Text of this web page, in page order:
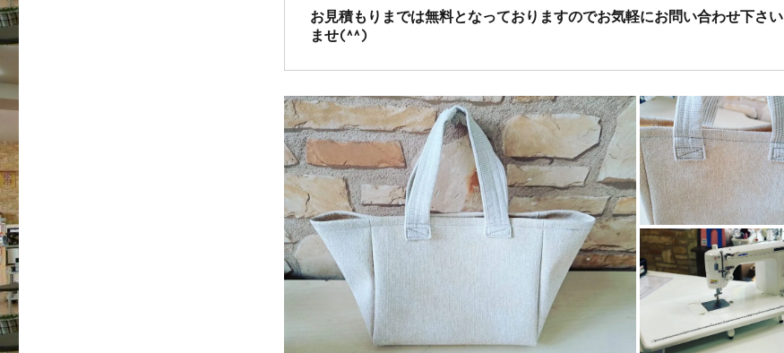
お見積もりまでは無料となっておりますのでお気軽にお問い合わせ下さい
ませ(^^)